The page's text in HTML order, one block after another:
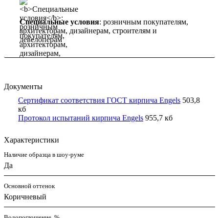
Специальные условия: розничным покупателям,
архитекторам, дизайнерам, строителям и
девелоперам
Документы
Сертификат соответствия ГОСТ кирпича Engels 503,8
кб
Протокол испытаний кирпича Engels 955,7 кб
Характеристики
Наличие образца в шоу-руме
Да
Основной оттенок
Коричневый